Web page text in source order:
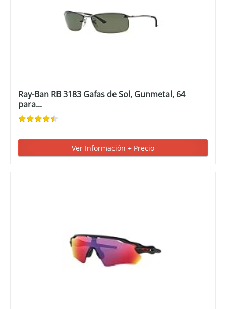
Ray-Ban RB 3183 Gafas de Sol, Gunmetal, 64
para...
Ver Información + Precio